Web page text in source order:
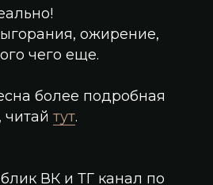
ожирение,
чего еще.
более подробная
читай тут.
ВК и ТГ канал по